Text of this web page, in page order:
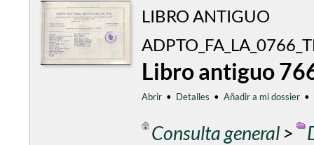
LIBRO ANTIGUO
Libro antiguo
Abrir • Detalles • Añadir a mi dossier •
Consulta general>